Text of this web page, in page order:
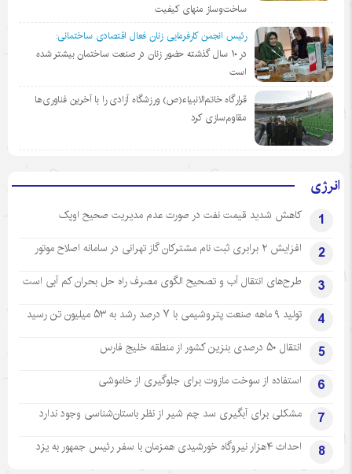
ساخت‌وساز منهای کیفیت
رئیس انجمن کارفرمایی زنان فعال اقتصادی ساختمانی:
در ١٠ سال گذشته حضور زنان در صنعت ساختمان بیشتر شده
است
قرارگاه خاتم‌الانبیاء(ص) ورزشگاه آزادی را با آخرین فناوری‌ها
مقاوم‌سازی کرد
انرژی
1 کاهش شدید قیمت نفت در صورت عدم مدیریت صحیح اوپک
2 افزایش ۲ برابری ثبت نام مشترکان گاز تهرانی‌ در سامانه اصلاح موتور
3 طرح‌های انتقال آب و تصحیح الگوی مصرف راه حل بحران کم آبی است
4 تولید ۹ ماهه صنعت پتروشیمی با ۷ درصد رشد به ۵۳ میلیون تن رسید
5 انتقال ۵۰ درصدی بنزین کشور از منطقه خلیج فارس
6 استفاده از سوخت مازوت برای جلوگیری از خاموشی
7 مشکلی برای آبگیری سد چم شیر از نظر باستان‌شناسی وجود ندارد
8 احداث ۴هزار نیروگاه خورشیدی همزمان با سفر رئیس جمهور به یزد